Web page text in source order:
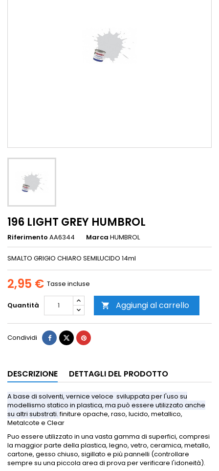
196 LIGHT GREY HUMBROL
Riferimento AA6344 Marca HUMBROL
SMALTO GRIGIO CHIARO SEMILUCIDO 14ml
2,95 € Tasse incluse
Quantità  Aggiungi al carrello
Condividi
DESCRIZIONE DETTAGLI DEL PRODOTTO
A base di solventi, vernice veloce sviluppata per l'uso su
modellismo statico in plastica, ma può essere utilizzato anche
su altri substrati.finiture opache, raso, lucido, metallico,
Metalcote e Clear
Puo essere utilizzato in una vasta gamma di superfici, compresi
la maggior parte della plastica, legno, vetro, ceramica, metallo,
cartone, gesso chiuso, sigillato e più pannelli (controllare
sempre su una piccola area di prova per verificare l'idoneità).